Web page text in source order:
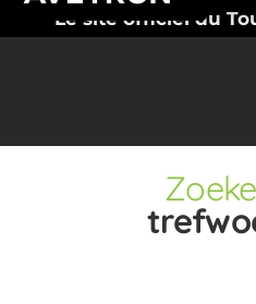
Le site officiel du